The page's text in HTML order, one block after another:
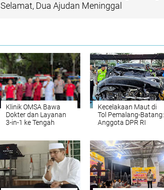
Selamat, Dua Ajudan Meninggal
Klinik OMSA Bawa
Dokter dan Layanan
3-in-1 ke Tengah
Kecelakaan Maut di
Tol Pemalang-Batang:
Anggota DPR RI